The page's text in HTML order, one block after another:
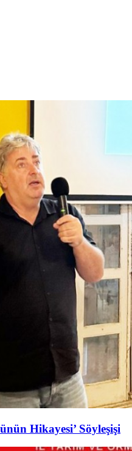
Hikayesi’ Söyleşişi